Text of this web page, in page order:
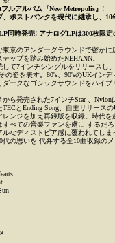
ルアルバム『New Metropolis』!
、ポストパンクを現代に継承し、10
同時発売! アナログLPは300枚限
東京のアンダーグラウンドで密か
ップを踏み始めたNEHANN。
して7インチシングルをリリースし
の姿を表す。80's、90'sのUKイン
ダークなゴシックサウンドをハイ
から発売された7インチStar 、
とEnding Song、自主リリース
レンジを加え再録版を収録。時代を
すべての音楽ファンを虜に するだ
ルなディストピア感に覆われてし
代の思いを 代弁する全10曲収録のメ